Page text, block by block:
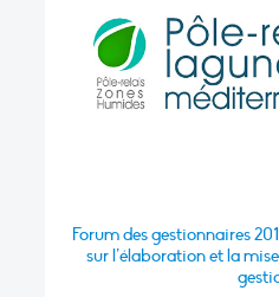
Forum des gestionnaires
sur l’élaboration et la